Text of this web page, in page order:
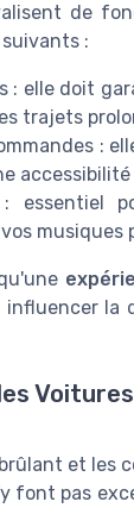
de
:
: elle doit
trajets
:
essentiel
musiques
la
et les
font pas